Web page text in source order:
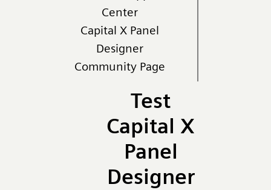
Center
Capital X Panel
Designer
Community Page
Test
Capital X
Panel
Designer